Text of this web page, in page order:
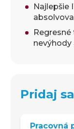
Najlepšie
nevýhody
Pridaj